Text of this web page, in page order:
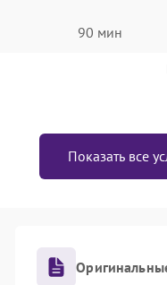
90 мин
Показать все